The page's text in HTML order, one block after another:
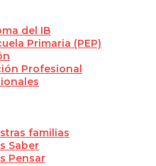
del IB
Primaria (PEP)
Profesional
familias
Saber
Pensar